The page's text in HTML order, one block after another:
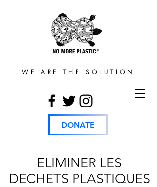
WE ARE THE SOLUTION
DONATE
ELIMINER LES
DECHETS PLASTIQUES